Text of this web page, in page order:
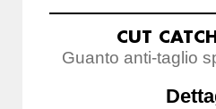
CUT
Guanto anti-taglio